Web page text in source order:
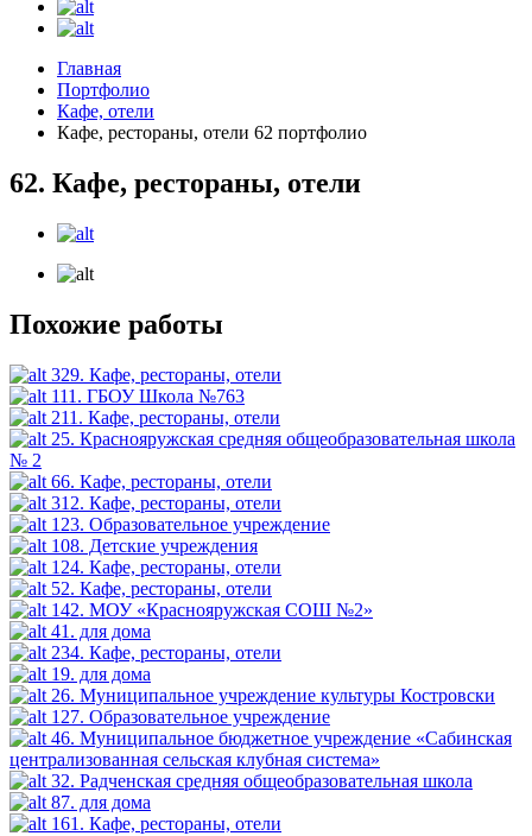
Главная
Портфолио
Кафе, отели
Кафе, рестораны, отели 62 портфолио
62. Кафе, рестораны, отели
Похожие работы
329. Кафе, рестораны, отели
111. ГБОУ Школа №763
211. Кафе, рестораны, отели
25. Краснояружская средняя общеобразовательная школа
№ 2
66. Кафе, рестораны, отели
312. Кафе, рестораны, отели
123. Образовательное учреждение
108. Детские учреждения
124. Кафе, рестораны, отели
52. Кафе, рестораны, отели
142. МОУ «Краснояружская СОШ №2»
41. для дома
234. Кафе, рестораны, отели
19. для дома
26. Муниципальное учреждение культуры Костровски
127. Образовательное учреждение
46. Муниципальное бюджетное учреждение «Сабинская
централизованная сельская клубная система»
32. Радченская средняя общеобразовательная школа
87. для дома
161. Кафе, рестораны, отели